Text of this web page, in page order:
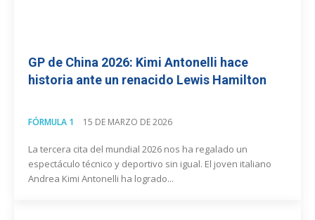
GP de China 2026: Kimi Antonelli hace
historia ante un renacido Lewis Hamilton
FÓRMULA 1 15 DE MARZO DE 2026
La tercera cita del mundial 2026 nos ha regalado un
espectáculo técnico y deportivo sin igual. El joven italiano
Andrea Kimi Antonelli ha logrado...